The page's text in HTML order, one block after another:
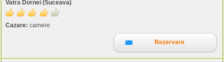
Vatra Dornei (Suceava)
Cazare: camere
Rezervare